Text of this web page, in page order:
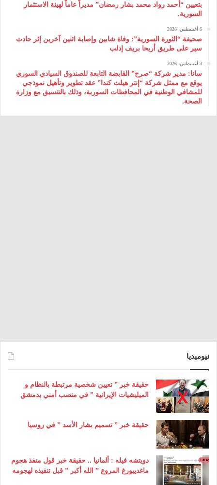
بتعيين “أحمد رواد محمد بشار رمضان” مديراً عاماً لهيئة ‌الاستثمار
السورية.
6 أغسطس، 2026
صحيفة “الثورة السورية”: وفاة شابين وإصابة اثنين آخرين إثر حادث
سير على طريق أريحا بريف إدلب
3 أغسطس، 2026
سانا: مدير شركة “صرح” القابضة التابعة للصندوق السيادي السوري
يوقع مع ممثل شركة “إنتر هيلث كندا” عقد تطوير وتأهيل نموذجي
للمشافي الوطنية في المحافظات السورية، وذلك بالتنسيق مع وزارة
الصحة.
نيوميديا
حقيقة خبر ” تعيين شخصية مرتبطة بالنظام و
الميليشيات الإيرانية ” في منصب أمني بدمشق
حقيقة خبر ” تسميم بشار الأسد ” في روسيا
دويتشه فيله : ألمانيا .. حقيقة خبر قول منفذ هجوم
ماغديبورغ المروع ” الله أكبر ” قبل تنفيذه لهجومه